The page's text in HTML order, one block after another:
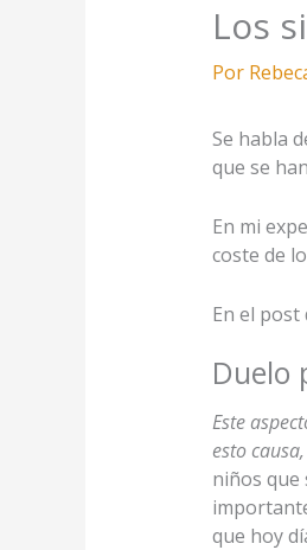
Los
Por
Se habla
que se
En mi
coste de
En el
Duelo
Este
esto
niños que
que hoy